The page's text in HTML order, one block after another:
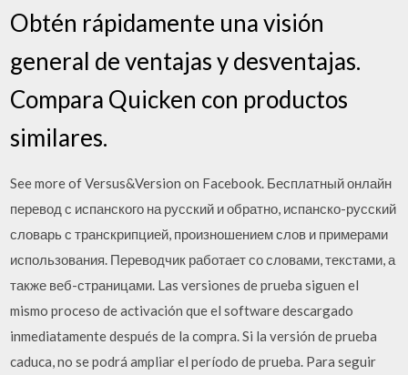
Obtén rápidamente una visión
general de ventajas y desventajas.
Compara Quicken con productos
similares.
See more of Versus&Version on Facebook. Бесплатный онлайн
перевод с испанского на русский и обратно, испанско-русский
словарь с транскрипцией, произношением слов и примерами
использования. Переводчик работает со словами, текстами, а
также веб-страницами. Las versiones de prueba siguen el
mismo proceso de activación que el software descargado
inmediatamente después de la compra. Si la versión de prueba
caduca, no se podrá ampliar el período de prueba. Para seguir